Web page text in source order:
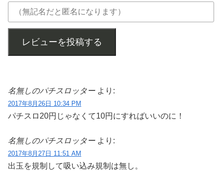
レビューを投稿する
名無しのパチスロッター より:
2017年8月26日 10:34 PM
パチスロ20円じゃなくて10円にすればいいのに！
名無しのパチスロッター より:
2017年8月27日 11:51 AM
出玉を規制して吸い込み規制は無し。